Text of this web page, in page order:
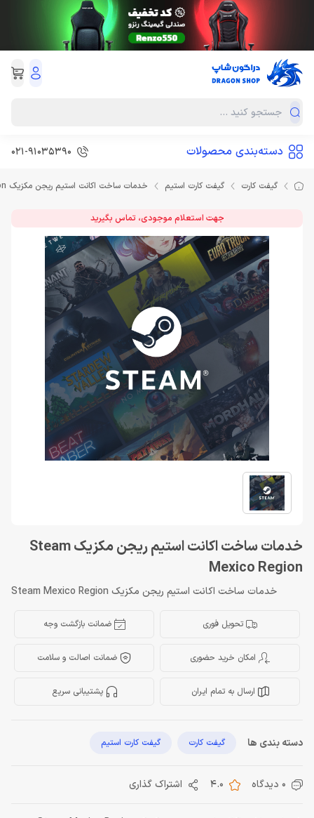
دسته‌بندی محصولات 021-91035390
گیفت کارت گیفت کارت استیم خدمات ساخت اکانت استیم ریجن مکزیک Steam Mexico Region
جهت استعلام موجودی، تماس بگیرید
خدمات ساخت اکانت استیم ریجن مکزیک Steam
Mexico Region
خدمات ساخت اکانت استیم ریجن مکزیک Steam Mexico Region
تحویل فوری ضمانت بازگشت وجه
امکان خرید حضوری ضمانت اصالت و سلامت
ارسال به تمام ایران پشتیبانی سریع
دسته بندی ها گیفت کارت گیفت کارت استیم
0 دیدگاه 4.0 اشتراک گذاری